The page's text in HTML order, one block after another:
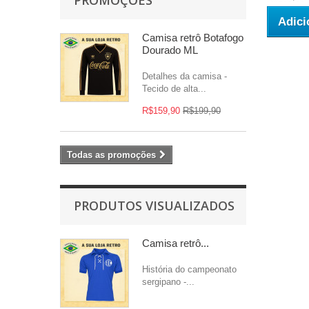
Camisa retrô Botafogo
Dourado ML
Detalhes da camisa -
Tecido de alta...
R$159,90 R$199,90
Todas as promoções
PRODUTOS VISUALIZADOS
Camisa retrô...
História do campeonato
sergipano -...